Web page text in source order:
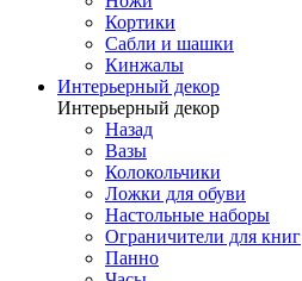
Кортики
Сабли и шашки
Кинжалы
Интерьерный декор
Интерьерный декор
Назад
Вазы
Колокольчики
Ложки для обуви
Настольные наборы
Ограничители для книг
Панно